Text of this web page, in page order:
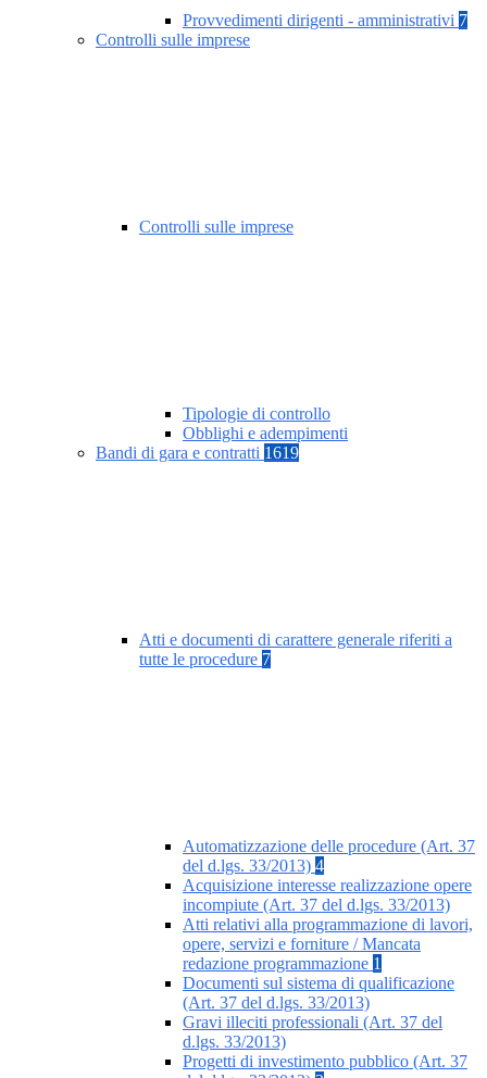
Provvedimenti dirigenti - amministrativi 7
Controlli sulle imprese
Controlli sulle imprese
Tipologie di controllo
Obblighi e adempimenti
Bandi di gara e contratti 1619
Atti e documenti di carattere generale riferiti a
tutte le procedure 7
Automatizzazione delle procedure (Art. 37
del d.lgs. 33/2013) 4
Acquisizione interesse realizzazione opere
incompiute (Art. 37 del d.lgs. 33/2013)
Atti relativi alla programmazione di lavori,
opere, servizi e forniture / Mancata
redazione programmazione 1
Documenti sul sistema di qualificazione
(Art. 37 del d.lgs. 33/2013)
Gravi illeciti professionali (Art. 37 del
d.lgs. 33/2013)
Progetti di investimento pubblico (Art. 37